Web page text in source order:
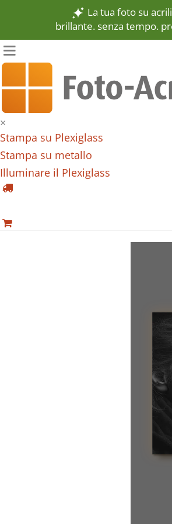
La tua foto su
brillante. senza tempo.
×
Stampa su Plexiglass
Stampa su metallo
Illuminare il Plexiglass